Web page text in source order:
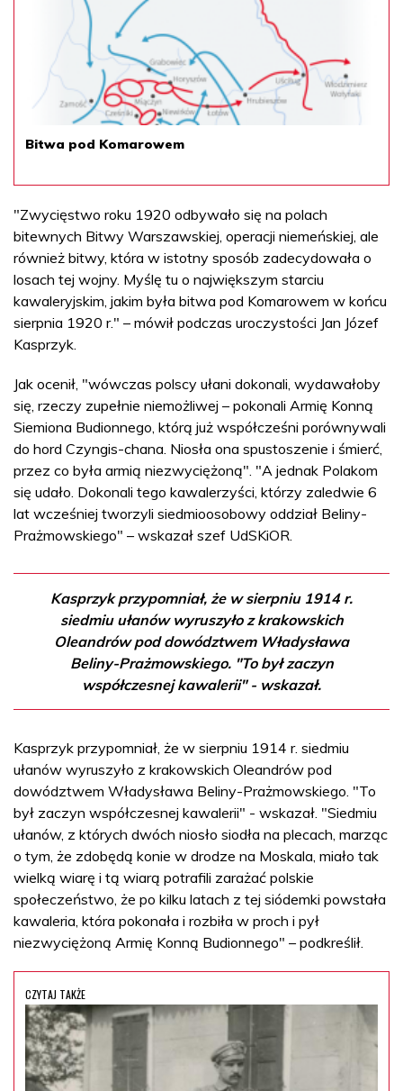
Bitwa pod Komarowem
"Zwycięstwo roku 1920 odbywało się na polach
bitewnych Bitwy Warszawskiej, operacji niemeńskiej, ale
również bitwy, która w istotny sposób zadecydowała o
losach tej wojny. Myślę tu o największym starciu
kawaleryjskim, jakim była bitwa pod Komarowem w końcu
sierpnia 1920 r." – mówił podczas uroczystości Jan Józef
Kasprzyk.
Jak ocenił, "wówczas polscy ułani dokonali, wydawałoby
się, rzeczy zupełnie niemożliwej – pokonali Armię Konną
Siemiona Budionnego, którą już współcześni porównywali
do hord Czyngis-chana. Niosła ona spustoszenie i śmierć,
przez co była armią niezwyciężoną". "A jednak Polakom
się udało. Dokonali tego kawalerzyści, którzy zaledwie 6
lat wcześniej tworzyli siedmioosobowy oddział Beliny-
Prażmowskiego" – wskazał szef UdSKiOR.
Kasprzyk przypomniał, że w sierpniu 1914 r.
siedmiu ułanów wyruszyło z krakowskich
Oleandrów pod dowództwem Władysława
Beliny-Prażmowskiego. "To był zaczyn
współczesnej kawalerii" - wskazał.
Kasprzyk przypomniał, że w sierpniu 1914 r. siedmiu
ułanów wyruszyło z krakowskich Oleandrów pod
dowództwem Władysława Beliny-Prażmowskiego. "To
był zaczyn współczesnej kawalerii" - wskazał. "Siedmiu
ułanów, z których dwóch niosło siodła na plecach, marząc
o tym, że zdobędą konie w drodze na Moskala, miało tak
wielką wiarę i tą wiarą potrafili zarażać polskie
społeczeństwo, że po kilku latach z tej siódemki powstała
kawaleria, która pokonała i rozbiła w proch i pył
niezwyciężoną Armię Konną Budionnego" – podkreślił.
CZYTAJ TAKŻE